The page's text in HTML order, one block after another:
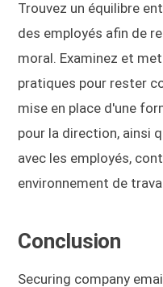
Trouvez un équilibre
des employés afin de
moral. Examinez et
pratiques pour rester
mise en place d'une
pour la direction, ainsi
avec les employés,
environnement de
Conclusion
Securing company